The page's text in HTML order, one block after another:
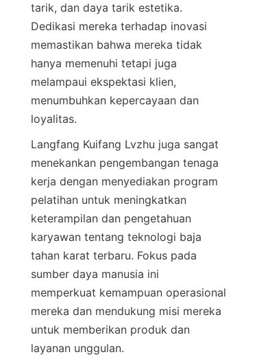
tarik, dan daya tarik estetika.
Dedikasi mereka terhadap inovasi
memastikan bahwa mereka tidak
hanya memenuhi tetapi juga
melampaui ekspektasi klien,
menumbuhkan kepercayaan dan
Langfang Kuifang Lvzhu juga sangat
menekankan pengembangan tenaga
kerja dengan menyediakan program
pelatihan untuk meningkatkan
keterampilan dan pengetahuan
karyawan tentang teknologi baja
tahan karat terbaru. Fokus pada
sumber daya manusia ini
memperkuat kemampuan operasional
mereka dan mendukung misi mereka
untuk memberikan produk dan